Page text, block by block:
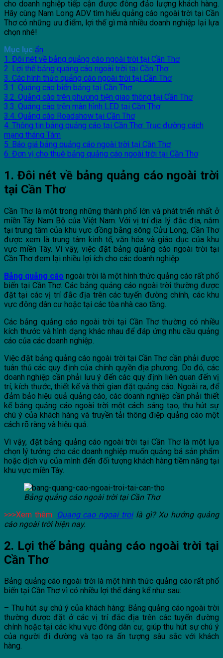
cho doanh nghiệp tiếp cận được đông đảo lượng khách hàng.
Hãy cùng Nam Long ADV tìm hiểu quảng cáo ngoài trời tại Cần
Thơ có những ưu điểm, lợi thế gì mà nhiều doanh nghiệp lại lựa
chọn nhé!
Mục lục ẩn
1. Đôi nét về bảng quảng cáo ngoài trời tại Cần Thơ
2. Lợi thế bảng quảng cáo ngoài trời tại Cần Thơ
3. Các hình thức quảng cáo ngoài trời tại Cần Thơ
3.1. Quảng cáo biển bảng tại Cần Thơ
3.2. Quảng cáo trên phương tiện giao thông tại Cần Thơ
3.3. Quảng cáo trên màn hình LED tại Cần Thơ
3.4. Quảng cáo Roadshow tại Cần Thơ
4. Thông tin bảng quảng cáo tại Cần Thơ: Trục đường cách
mạng tháng Tám
5. Báo giá bảng quảng cáo ngoài trời tại Cần Thơ
6. Đơn vị cho thuê bảng quảng cáo ngoài trời tại Cần Thơ
1. Đôi nét về bảng quảng cáo ngoài trời
tại Cần Thơ
Cần Thơ là một trong những thành phố lớn và phát triển nhất ở
miền Tây Nam Bộ của Việt Nam. Với vị trí địa lý đắc địa, nằm
tại trung tâm của khu vực đồng bằng sông Cửu Long, Cần Thơ
được xem là trung tâm kinh tế, văn hóa và giáo dục của khu
vực miền Tây. Vì vậy, việc đặt bảng quảng cáo ngoài trời tại
Cần Thơ đem lại nhiều lợi ích cho các doanh nghiệp.
Bảng quảng cáo ngoài trời là một hình thức quảng cáo rất phổ
biến tại Cần Thơ. Các bảng quảng cáo ngoài trời thường được
đặt tại các vị trí đắc địa trên các tuyến đường chính, các khu
vực đông dân cư hoặc tại các tòa nhà cao tầng.
Các bảng quảng cáo ngoài trời tại Cần Thơ thường có nhiều
kích thước và hình dạng khác nhau để đáp ứng nhu cầu quảng
cáo của các doanh nghiệp.
Việc đặt bảng quảng cáo ngoài trời tại Cần Thơ cần phải được
tuân thủ các quy định của chính quyền địa phương. Do đó, các
doanh nghiệp cần phải lưu ý đến các quy định liên quan đến vị
trí, kích thước, thiết kế và thời gian đặt quảng cáo. Ngoài ra, để
đảm bảo hiệu quả quảng cáo, các doanh nghiệp cần phải thiết
kế bảng quảng cáo ngoài trời một cách sáng tạo, thu hút sự
chú ý của khách hàng và truyền tải thông điệp quảng cáo một
cách rõ ràng và hiệu quả.
Vì vậy, đặt bảng quảng cáo ngoài trời tại Cần Thơ là một lựa
chọn lý tưởng cho các doanh nghiệp muốn quảng bá sản phẩm
hoặc dịch vụ của mình đến đối tượng khách hàng tiềm năng tại
khu vực miền Tây.
Bảng quảng cáo ngoài trời tại Cần Thơ
>>>Xem thêm: Quang cao ngoai troilà gì? Xu hướng quảng
cáo ngoài trời hiện nay.
2. Lợi thế bảng quảng cáo ngoài trời tại
Cần Thơ
Bảng quảng cáo ngoài trời là một hình thức quảng cáo rất phổ
biến tại Cần Thơ vì có nhiều lợi thế đáng kể như sau:
– Thu hút sự chú ý của khách hàng: Bảng quảng cáo ngoài trời
thường được đặt ở các vị trí đắc địa trên các tuyến đường
chính hoặc tại các khu vực đông dân cư, giúp thu hút sự chú ý
của người đi đường và tạo ra ấn tượng sâu sắc với khách
hàng.